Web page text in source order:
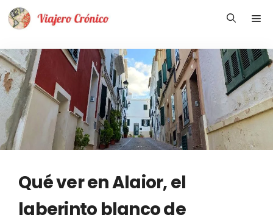
Saltar
Qué ver en Alaior, el
laberinto blanco de